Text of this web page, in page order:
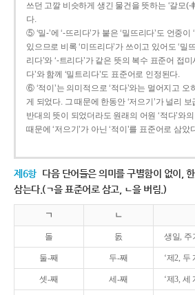
쓰던 고깔 비슷하게 생긴 물건을 뜻하는 ‘갈모(-
다.
⑤ ‘밀-’에 ‘-뜨리다’가 붙은 ‘밀뜨리다’도 언중이
있으므로 비록 ‘미뜨리다’가 쓰이고 있어도 ‘밀
리다’와 ‘-트리다’가 같은 뜻의 복수 표준어 접
다’와 함께 ‘밀트리다’도 표준어로 인정된다.
⑥ ‘적이’는 의미적으로 ‘적다’와는 멀어지고 오
게 되었다. 그 때문에 한동안 ‘저으기’가 널리
반대의 뜻이 되었더라도 원래의 어원 ‘적다’와
때문에 ‘저으기’가 아닌 ‘적이’를 표준어로 삼았
제6항 다음 단어들은 의미를 구별함이 없이,
삼는다.(ㄱ을 표준어로 삼고, ㄴ을 버림.)
ㄱ ㄴ
돌 돐 생일, 주
둘-째 두-째 ‘제2, 두
셋-째 세-째 ‘제3, 세